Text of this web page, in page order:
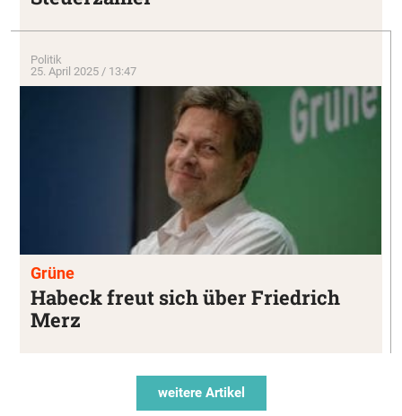
Politik
25. April 2025 / 13:47
Grüne
Habeck freut sich über Friedrich
Merz
weitere Artikel